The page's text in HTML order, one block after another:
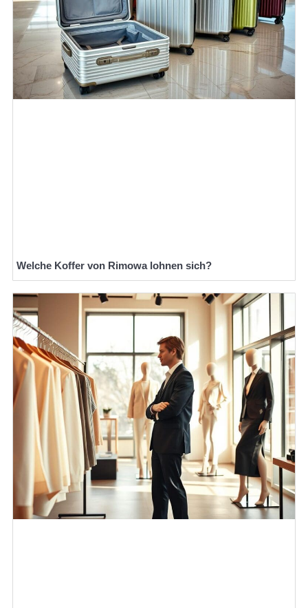
Welche Koffer von Rimowa lohnen sich?